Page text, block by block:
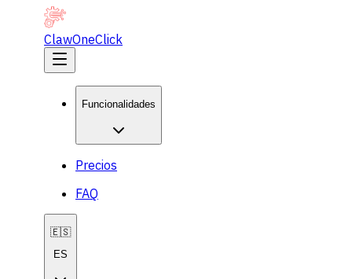
ClawOneClick
Funcionalidades
Precios
FAQ
🇪🇸
ES